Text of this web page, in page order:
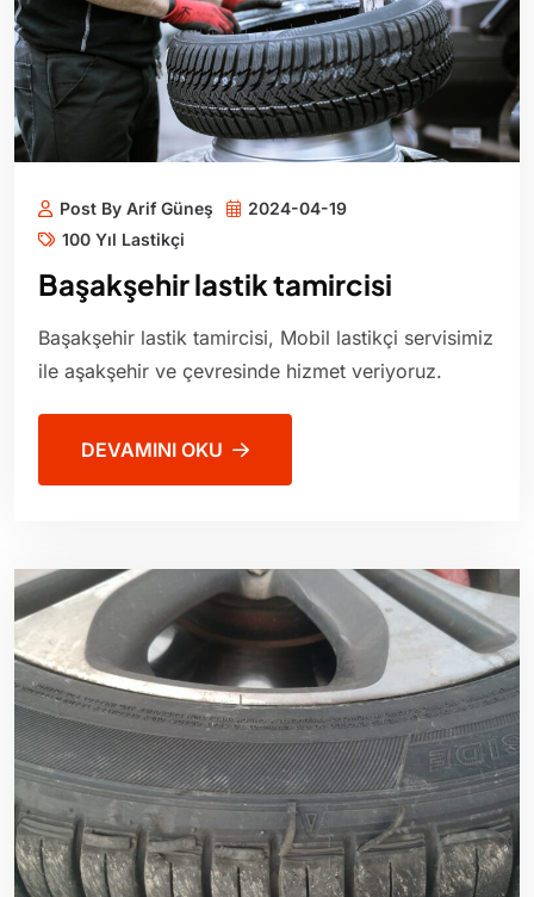
Post By Arif Güneş
2024-04-19
100 Yıl Lastikçi
Başakşehir lastik tamircisi
Başakşehir lastik tamircisi, Mobil lastikçi servisimiz
ile aşakşehir ve çevresinde hizmet veriyoruz.
DEVAMINI OKU